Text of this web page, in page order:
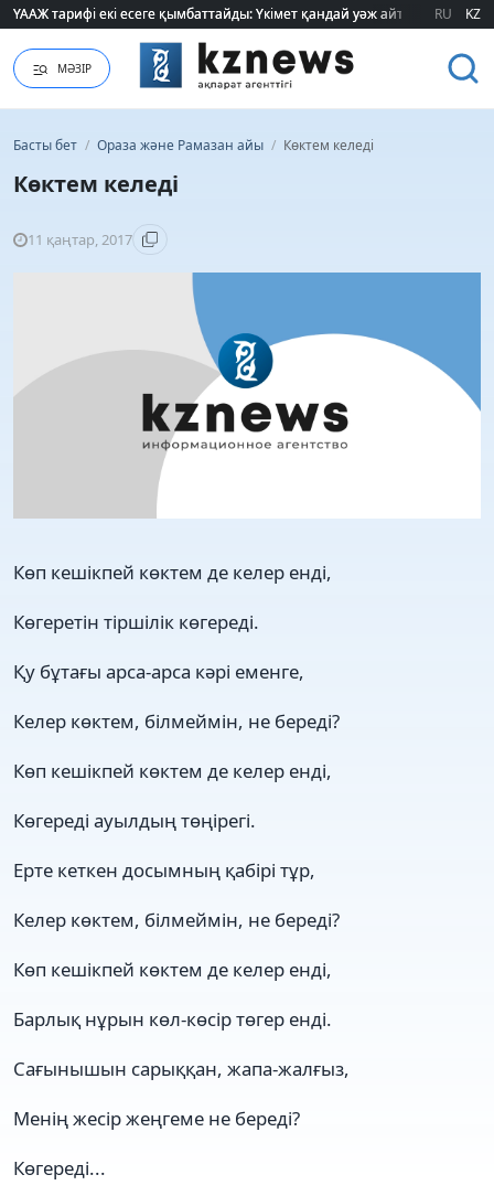
ҮААЖ тарифі екі есеге қымбаттайды: Үкімет қандай уәж айтады?
ҮААЖ тарифі екі есеге қымбаттайды: Үкімет қандай уәж айтады? RU KZ
МӘЗІР
Басты бет / Ораза және Рамазан айы / Көктем келеді
Көктем келеді
11 қаңтар, 2017
Көп кешікпей көктем де келер енді,
Көгеретін тіршілік көгереді.
Қу бұтағы арса-арса кәрі еменге,
Келер көктем, білмеймін, не береді?
Көп кешікпей көктем де келер енді,
Көгереді ауылдың төңірегі.
Ерте кеткен досымның қабірі тұр,
Келер көктем, білмеймін, не береді?
Көп кешікпей көктем де келер енді,
Барлық нұрын көл-көсір төгер енді.
Сағынышын сарыққан, жапа-жалғыз,
Менің жесір жеңгеме не береді?
Көгереді...